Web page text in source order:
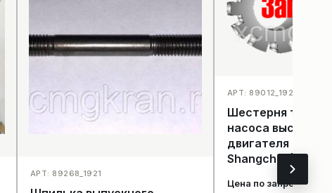
АРТ: 89268_1921
АРТ: 89012_1929
Шестерня
насоса высокого
двигателя DONG
Shangchai (D07-
Цена по запросу